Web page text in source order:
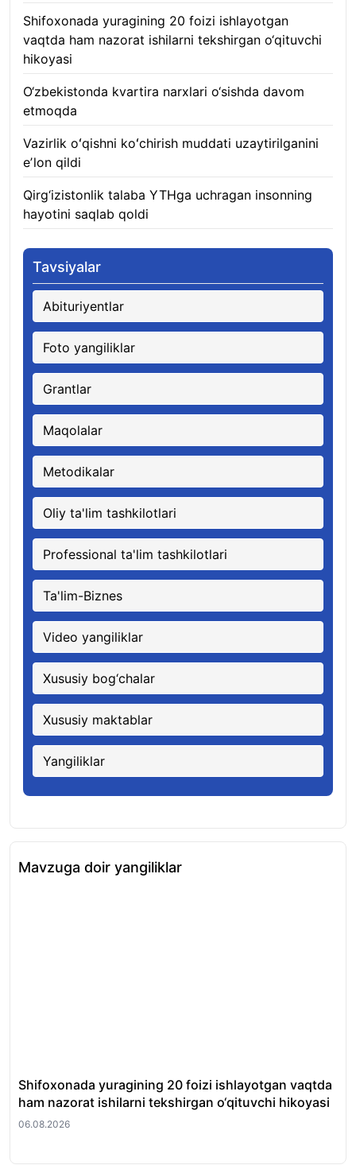
Shifoxonada yuragining 20 foizi ishlayotgan
vaqtda ham nazorat ishilarni tekshirgan o‘qituvchi
hikoyasi
O‘zbekistonda kvartira narxlari o‘sishda davom
etmoqda
Vazirlik oʻqishni koʻchirish muddati uzaytirilganini
eʼlon qildi
Qirg‘izistonlik talaba YTHga uchragan insonning
hayotini saqlab qoldi
Tavsiyalar
Abituriyentlar
Foto yangiliklar
Grantlar
Maqolalar
Metodikalar
Oliy ta'lim tashkilotlari
Professional ta'lim tashkilotlari
Ta'lim-Biznes
Video yangiliklar
Xususiy bog‘chalar
Xususiy maktablar
Yangiliklar
Mavzuga doir yangiliklar
Shifoxonada yuragining 20 foizi ishlayotgan vaqtda
ham nazorat ishilarni tekshirgan o‘qituvchi hikoyasi
06.08.2026